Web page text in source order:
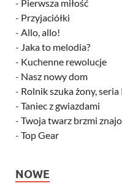
- Pierwsza miłość
- Przyjaciółki
- Allo, allo!
- Jaka to melodia?
- Kuchenne rewolucje
- Nasz nowy dom
- Rolnik szuka żony, seria
- Taniec z gwiazdami
- Twoja twarz brzmi
- Top Gear
NOWE